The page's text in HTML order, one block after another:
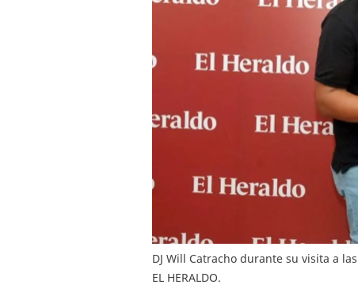
DJ Will Catracho durante su visita a
EL HERALDO.